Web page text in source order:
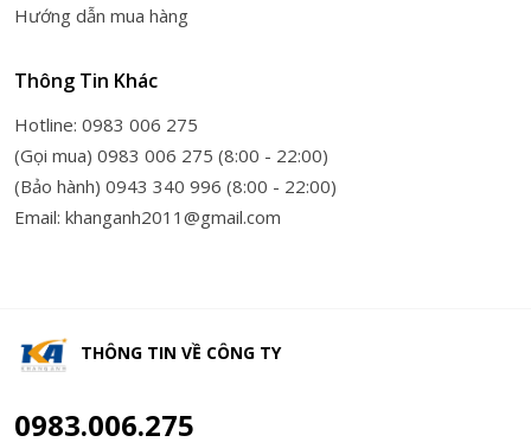
Hướng dẫn mua hàng
Thông Tin Khác
Hotline: 0983 006 275
(Gọi mua) 0983 006 275 (8:00 - 22:00)
(Bảo hành) 0943 340 996 (8:00 - 22:00)
Email: khanganh2011@gmail.com
THÔNG TIN VỀ CÔNG TY
0983.006.275